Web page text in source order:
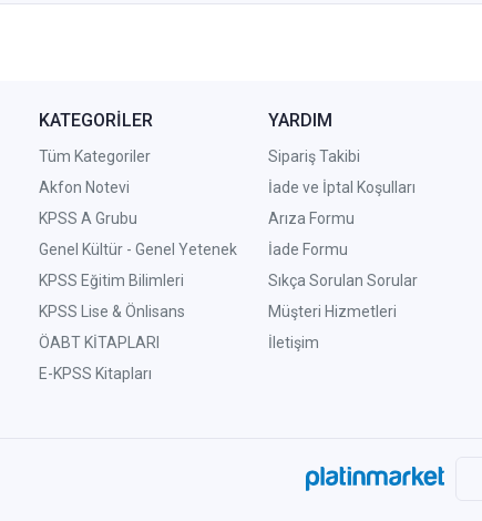
KATEGORİLER
Tüm Kategoriler
Akfon Notevi
KPSS A Grubu
Genel Kültür - Genel Yetenek
KPSS Eğitim Bilimleri
KPSS Lise & Önlisans
ÖABT KİTAPLARI
E-KPSS Kitapları
YARDIM
Sipariş Takibi
İade ve İptal Koşulları
Arıza Formu
İade Formu
Sıkça Sorulan Sorular
Müşteri Hizmetleri
İletişim